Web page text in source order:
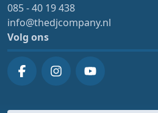
085 - 40 19 438
info@thedjcompany.nl
Volg ons